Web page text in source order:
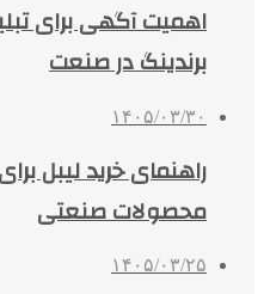
اهمیت آگهی برای
برندینگ در صنعت
۱۴۰۵/۰۳/۳۰
راهنمای خرید لیبل
محصولات صنعتی
۱۴۰۵/۰۳/۲۵